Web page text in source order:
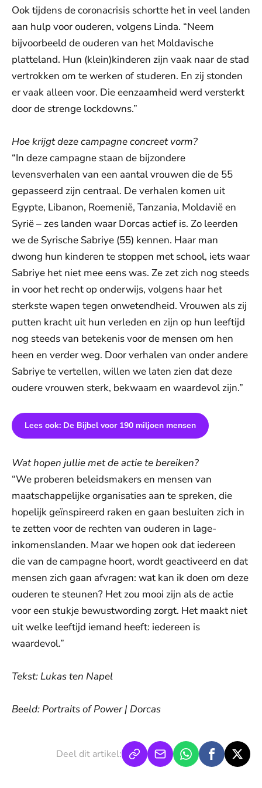
Ook tijdens de coronacrisis schortte het in veel landen
aan hulp voor ouderen, volgens Linda. “Neem
bijvoorbeeld de ouderen van het Moldavische
platteland. Hun (klein)kinderen zijn vaak naar de stad
vertrokken om te werken of studeren. En zij stonden
er vaak alleen voor. Die eenzaamheid werd versterkt
door de strenge lockdowns.”
Hoe krijgt deze campagne concreet vorm?
“In deze campagne staan de bijzondere
levensverhalen van een aantal vrouwen die de 55
gepasseerd zijn centraal. De verhalen komen uit
Egypte, Libanon, Roemenië, Tanzania, Moldavië en
Syrië – zes landen waar Dorcas actief is. Zo leerden
we de Syrische Sabriye (55) kennen. Haar man
dwong hun kinderen te stoppen met school, iets waar
Sabriye het niet mee eens was. Ze zet zich nog steeds
in voor het recht op onderwijs, volgens haar het
sterkste wapen tegen onwetendheid. Vrouwen als zij
putten kracht uit hun verleden en zijn op hun leeftijd
nog steeds van betekenis voor de mensen om hen
heen en verder weg. Door verhalen van onder andere
Sabriye te vertellen, willen we laten zien dat deze
oudere vrouwen sterk, bekwaam en waardevol zijn.”
Lees ook: De Bijbel voor 190 miljoen mensen
Wat hopen jullie met de actie te bereiken?
“We proberen beleidsmakers en mensen van
maatschappelijke organisaties aan te spreken, die
hopelijk geïnspireerd raken en gaan besluiten zich in
te zetten voor de rechten van ouderen in lage-
inkomenslanden. Maar we hopen ook dat iedereen
die van de campagne hoort, wordt geactiveerd en dat
mensen zich gaan afvragen: wat kan ik doen om deze
ouderen te steunen? Het zou mooi zijn als de actie
voor een stukje bewustwording zorgt. Het maakt niet
uit welke leeftijd iemand heeft: iedereen is
waardevol.”
Tekst: Lukas ten Napel
Beeld: Portraits of Power | Dorcas
Deel dit artikel: